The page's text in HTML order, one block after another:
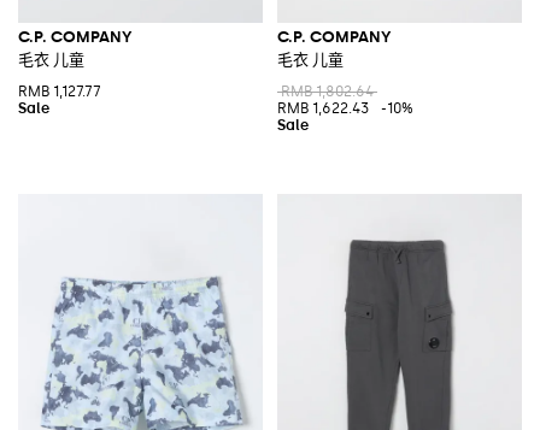
C.P. COMPANY
毛衣 儿童
RMB 1,127.77
C.P. COMPANY
毛衣 儿童
RMB 1,802.64
RMB 1,622.43
-10%